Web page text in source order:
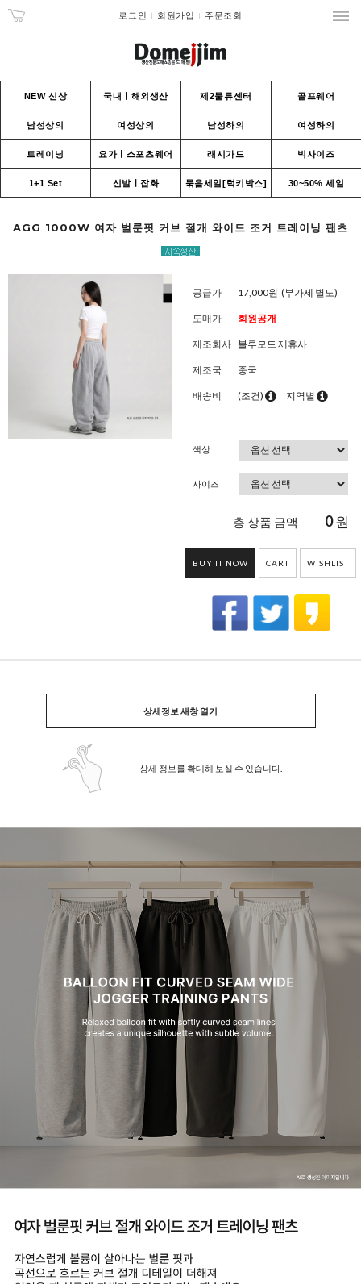
로그인 회원가입 주문조회
NEW 신상 국내ㅣ해외생산 제2물류센터 골프웨어
남성상의 여성상의 남성하의 여성하의
트레이닝 요가ㅣ스포츠웨어 래시가드 빅사이즈
1+1 Set 신발ㅣ잡화 묶음세일[럭키박스] 30~50% 세일
AGG 1000W 여자 벌룬핏 커브 절개 와이드 조거 트레이닝 팬츠
공급가 17,000원 (부가세 별도)
도매가 회원공개
제조회사 블루모드 제휴사
제조국 중국
배송비 (조건) 지역별
색상
사이즈
총 상품 금액 0원
BUY IT NOW CART WISHLIST
상세정보 새창 열기
상세 정보를 확대해 보실 수 있습니다.